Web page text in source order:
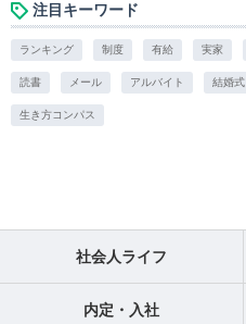
注目キーワード
ランキング 制度 有給 実家
読書 メール アルバイト 結婚式
生き方コンパス
社会人ライフ
内定・入社